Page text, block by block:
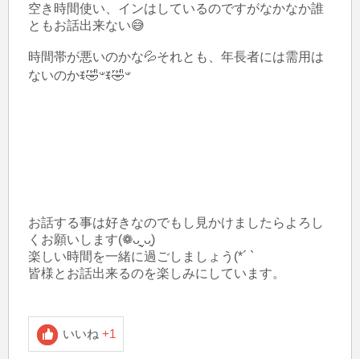
空き時間使い、インはしているのですがなかなか誰
ともお話出来ない😅
時間帯が悪いのかな💦それとも、年長者には需用は
ないのかꉂ🤣𐤔ꉂ🤣𐤔
お話する事は好きなのでもし見かけましたらよろし
くお願いします(❁ᴗ͈ˬᴗ͈)
楽しい時間を一緒に過ごしましょう(*´ `
皆様とお話出来るのを楽しみにしています。
いいね +1